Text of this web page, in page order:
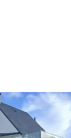
50